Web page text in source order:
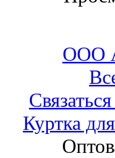
ООО
Куртка